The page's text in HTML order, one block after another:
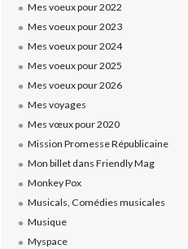
Mes voeux pour 2022
Mes voeux pour 2023
Mes voeux pour 2024
Mes voeux pour 2025
Mes voeux pour 2026
Mes voyages
Mes vœux pour 2020
Mission Promesse Républicaine
Mon billet dans Friendly Mag
Monkey Pox
Musicals, Comédies musicales
Musique
Myspace